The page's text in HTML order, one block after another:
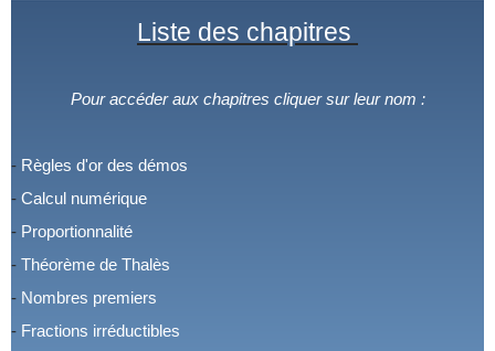
Liste des chapitres
Pour accéder aux chapitres cliquer sur leur nom :
- Règles d'or des démos
- Calcul numérique
- Proportionnalité
- Théorème de Thalès
- Nombres premiers
- Fractions irréductibles